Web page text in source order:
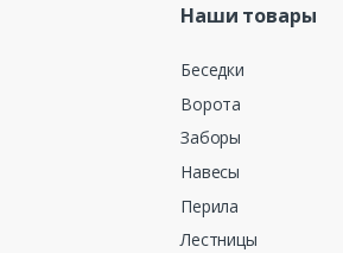
Наши товары
Беседки
Ворота
Заборы
Навесы
Перила
Лестницы